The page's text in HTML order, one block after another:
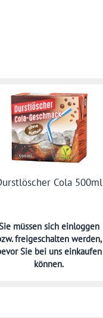
Cola 500ml
müssen sich einloggen
freigeschalten werden,
Sie bei uns einkaufen
können.